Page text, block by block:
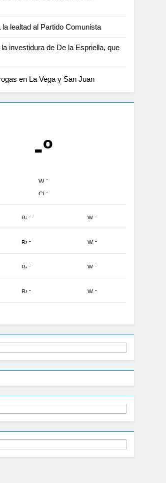
lealtad al Partido Comunista
investidura de De la Espriella, que
en La Vega y San Juan
-º
-
-
- -
- -
- -
- -